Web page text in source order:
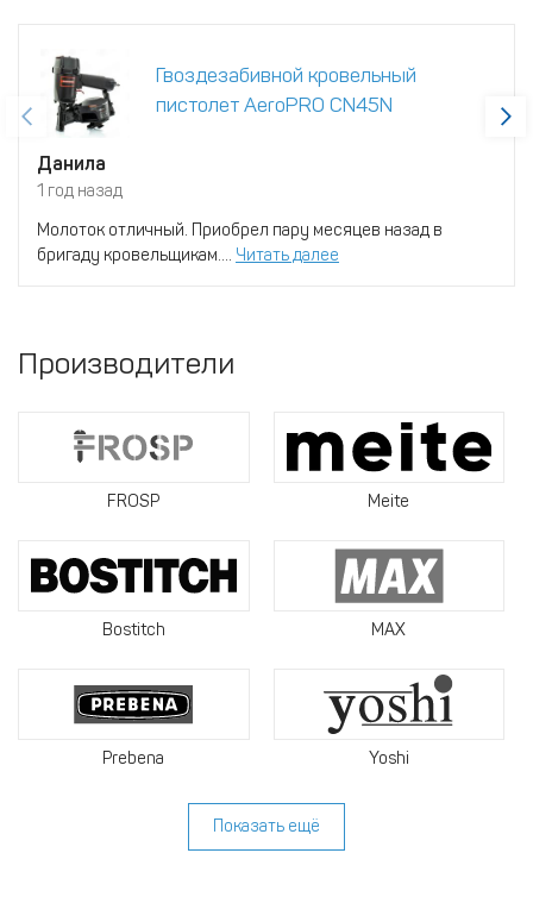
Гвоздезабивной кровельный
пистолет AeroPRO CN45N
Данила
1 год назад
Молоток отличный. Приобрел пару месяцев назад в
бригаду кровельщикам.... Читать далее
Производители
FROSP Meite
Bostitch MAX
Prebena Yoshi
Показать ещё